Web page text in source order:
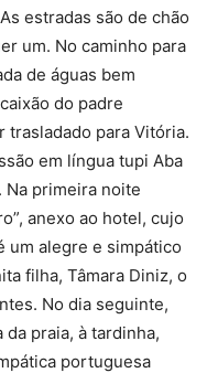
estradas são de chão
um. No caminho para
de águas bem
do padre
trasladado para Vitória.
em língua tupi Aba
Na primeira noite
anexo ao hotel, cujo
um alegre e simpático
filha, Tâmara Diniz, o
No dia seguinte,
praia, à tardinha,
portuguesa